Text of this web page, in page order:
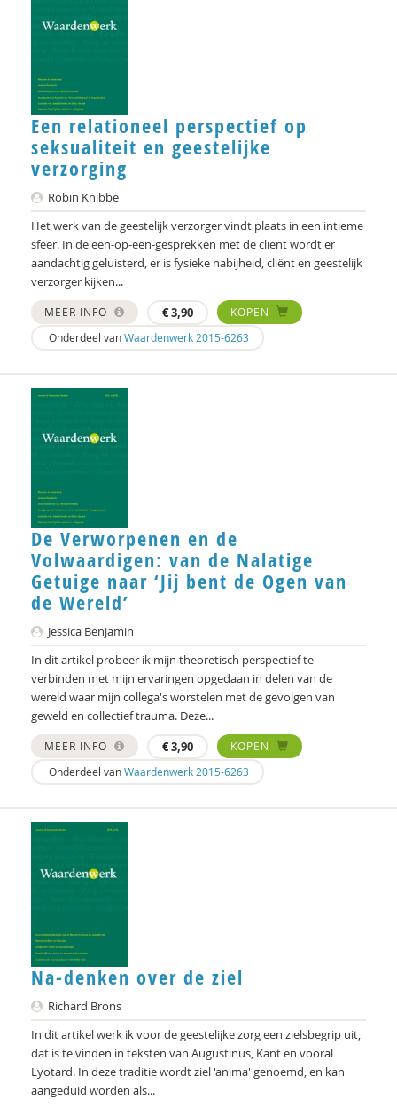
Joanna Wojtkowiak
Maarten Wubben
Marjolijn Zwakman
Een relationeel perspectief op
seksualiteit en geestelijke
verzorging
Robin Knibbe
Het werk van de geestelijk verzorger vindt plaats in een intieme
sfeer. In de een-op-een-gesprekken met de cliënt wordt er
aandachtig geluisterd, er is fysieke nabijheid, cliënt en geestelijk
verzorger kijken...
MEER INFO €3,90
KOPEN
Onderdeel vanWaardenwerk 2015-6263
De Verworpenen en de
Volwaardigen: van de Nalatige
Getuige naar ‘Jij bent de Ogen van
de Wereld’
Jessica Benjamin
In dit artikel probeer ik mijn theoretisch perspectief te
verbinden met mijn ervaringen opgedaan in delen van de
wereld waar mijn collega's worstelen met de gevolgen van
geweld en collectief trauma. Deze...
MEER INFO €3,90
KOPEN
Onderdeel vanWaardenwerk 2015-6263
Na-denken over de ziel
Richard Brons
In dit artikel werk ik voor de geestelijke zorg een zielsbegrip uit,
dat is te vinden in teksten van Augustinus, Kant en vooral
Lyotard. In deze traditie wordt ziel 'anima' genoemd, en kan
aangeduid worden als...